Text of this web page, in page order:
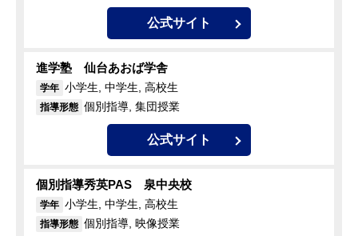
公式サイト
進学塾 仙台あおば学舎
学年 小学生, 中学生, 高校生
指導形態 個別指導, 集団授業
公式サイト
個別指導秀英PAS 泉中央校
学年 小学生, 中学生, 高校生
指導形態 個別指導, 映像授業